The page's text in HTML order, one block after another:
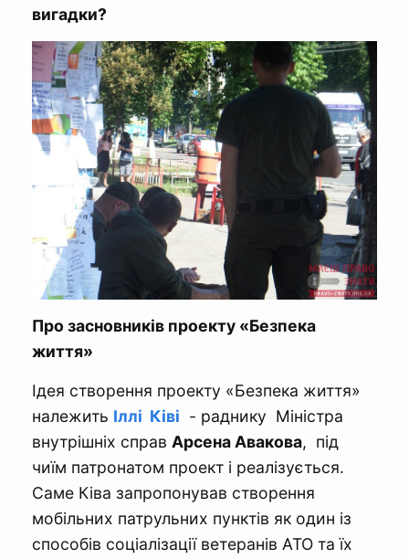
вигадки?
Про засновників проекту «Безпека
життя»
Ідея створення проекту «Безпека життя»
належить Іллі Ківі - раднику Міністра
внутрішніх справ Арсена Авакова, під
чиїм патронатом проект і реалізується.
Саме Ківа запропонував створення
мобільних патрульних пунктів як один із
способів соціалізації ветеранів АТО та їх